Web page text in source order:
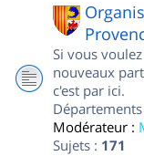
Si vous
nouveaux
c'est par ici.
Modérateur :
Sujets : 171